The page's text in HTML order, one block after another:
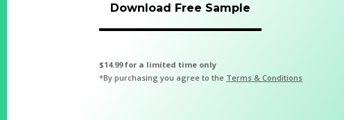
Download Free Sample
$14.99 for a limited time only
*By purchasing you agree to the Terms & Conditions